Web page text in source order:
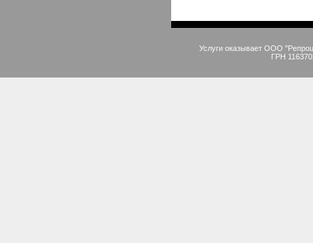
Услуги оказывает ООО
ГРН